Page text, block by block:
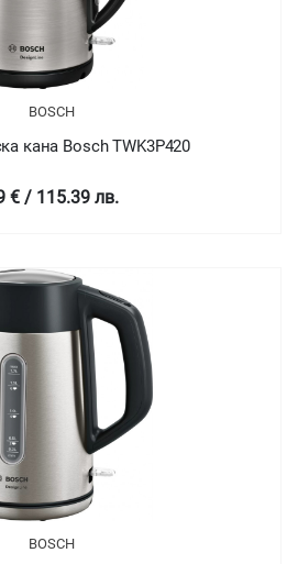
BOSCH
кана Bosch TWK3P420
€ / 115.39 лв.
BOSCH